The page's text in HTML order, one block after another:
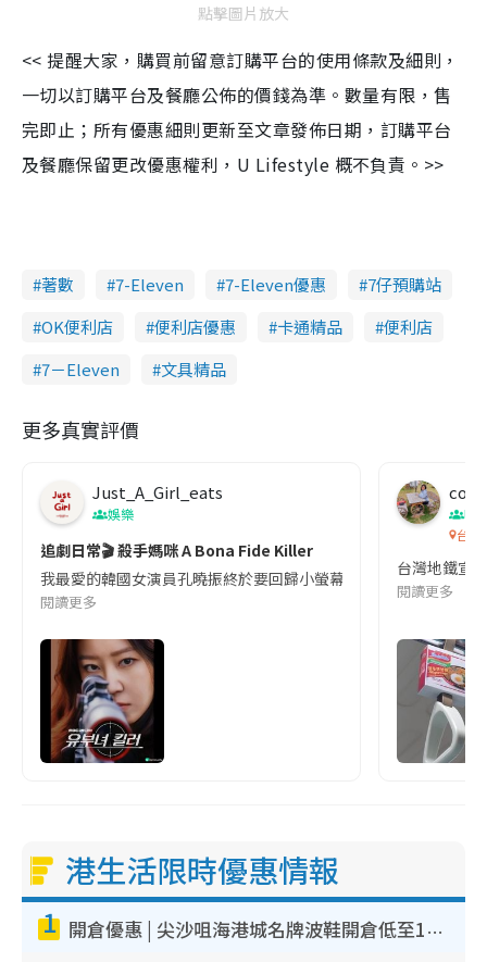
點擊圖片放大
<< 提醒大家，購買前留意訂購平台的使用條款及細則，
一切以訂購平台及餐廳公佈的價錢為準。數量有限，售
完即止；所有優惠細則更新至文章發佈日期，訂購平台
及餐廳保留更改優惠權利，U Lifestyle 概不負責。>>
著數 7-Eleven 7-Eleven優惠
7仔預購站
OK便利店
便利店優惠 卡通精品
便利店
7－Eleven
文具精品
更多真實評價
Just_A_Girl_eats
娛樂
追劇日常🎬 殺手媽咪 A Bona Fide Killer
我最愛的韓國女演員孔曉振終於要回歸小螢幕啦!這次的劇本改編
閱讀更多
co
吹
台灣
台灣地鐵宣
閱讀更多
港生活限時優惠情報
1 開倉優惠 | 尖沙咀海港城名牌波鞋開倉低至1折！On鞋$899起／Joy&Peace鞋履$98起